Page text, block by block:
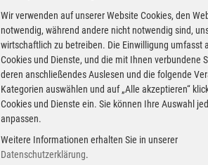
2.059€
10:15 Uhr
TS am
ganztägig
2.05
vor 13 Minuten
Wir verwenden auf unserer Website Cookies, den
notwendig, während andere nicht notwendig sind,
wirtschaftlich zu betreiben. Die Einwilligung umfasst
Cookies und Dienste, und die mit Ihnen verbundene
deren anschließendes Auslesen und die folgende
Kategorien auswählen und auf „Alle akzeptieren“
Cookies und Dienste ein. Sie können Ihre Auswahl
anpassen.
Weitere Informationen erhalten Sie in unserer
Datenschutzerklärung.